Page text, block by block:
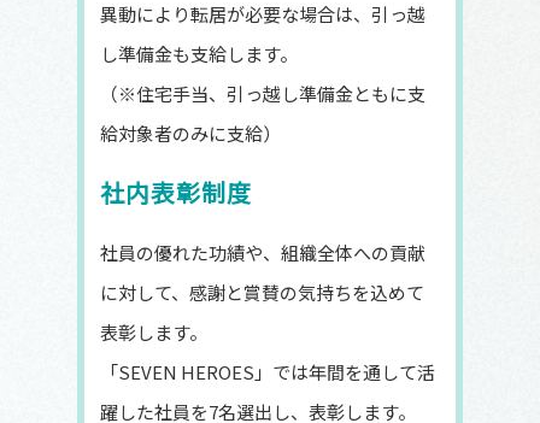
異動により転居が必要な場合は、引っ越
し準備金も支給します。
（※住宅手当、引っ越し準備金ともに支
給対象者のみに支給）
社内表彰制度
社員の優れた功績や、組織全体への貢献
に対して、感謝と賞賛の気持ちを込めて
表彰します。
「SEVEN HEROES」では年間を通して活
躍した社員を7名選出し、表彰します。